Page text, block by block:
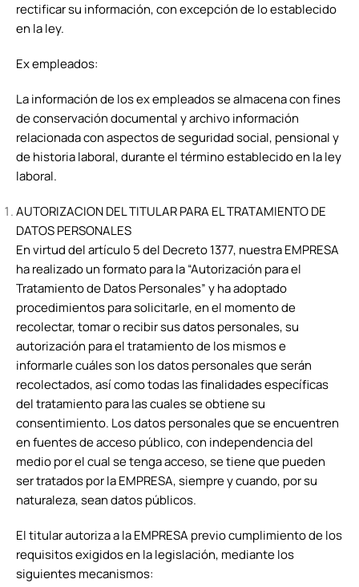
rectificar su información, con excepción de lo establecido
en la ley.
Ex empleados:
La información de los ex empleados se almacena con fines
de conservación documental y archivo información
relacionada con aspectos de seguridad social, pensional y
de historia laboral, durante el término establecido en la ley
laboral.
AUTORIZACION DEL TITULAR PARA EL TRATAMIENTO DE
DATOS PERSONALES
En virtud del artículo 5 del Decreto 1377, nuestra EMPRESA
ha realizado un formato para la “Autorización para el
Tratamiento de Datos Personales” y ha adoptado
procedimientos para solicitarle, en el momento de
recolectar, tomar o recibir sus datos personales, su
autorización para el tratamiento de los mismos e
informarle cuáles son los datos personales que serán
recolectados, así como todas las finalidades específicas
del tratamiento para las cuales se obtiene su
consentimiento. Los datos personales que se encuentren
en fuentes de acceso público, con independencia del
medio por el cual se tenga acceso, se tiene que pueden
ser tratados por la EMPRESA, siempre y cuando, por su
naturaleza, sean datos públicos.
El titular autoriza a la EMPRESA previo cumplimiento de los
requisitos exigidos en la legislación, mediante los
siguientes mecanismos: